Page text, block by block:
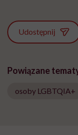
Udostępnij
Powiązane
osoby LGBTQIA+